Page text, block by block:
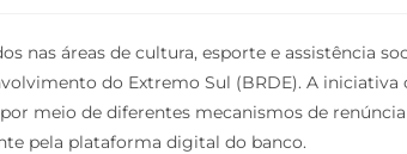
nas áreas de cultura, esporte e assistência
do Extremo Sul (BRDE). A
meio de diferentes mecanismos de
pela plataforma digital do banco.